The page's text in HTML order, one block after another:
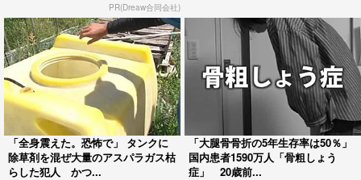
PR(Dreaw合同会社)
「全身震えた。恐怖で」 タンクに
除草剤を混ぜ大量のアスパラガス枯
らした犯人 かつ...
「大腿骨骨折の5年生存率は50％」
国内患者1590万人「骨粗しょう
症」 20歳前...